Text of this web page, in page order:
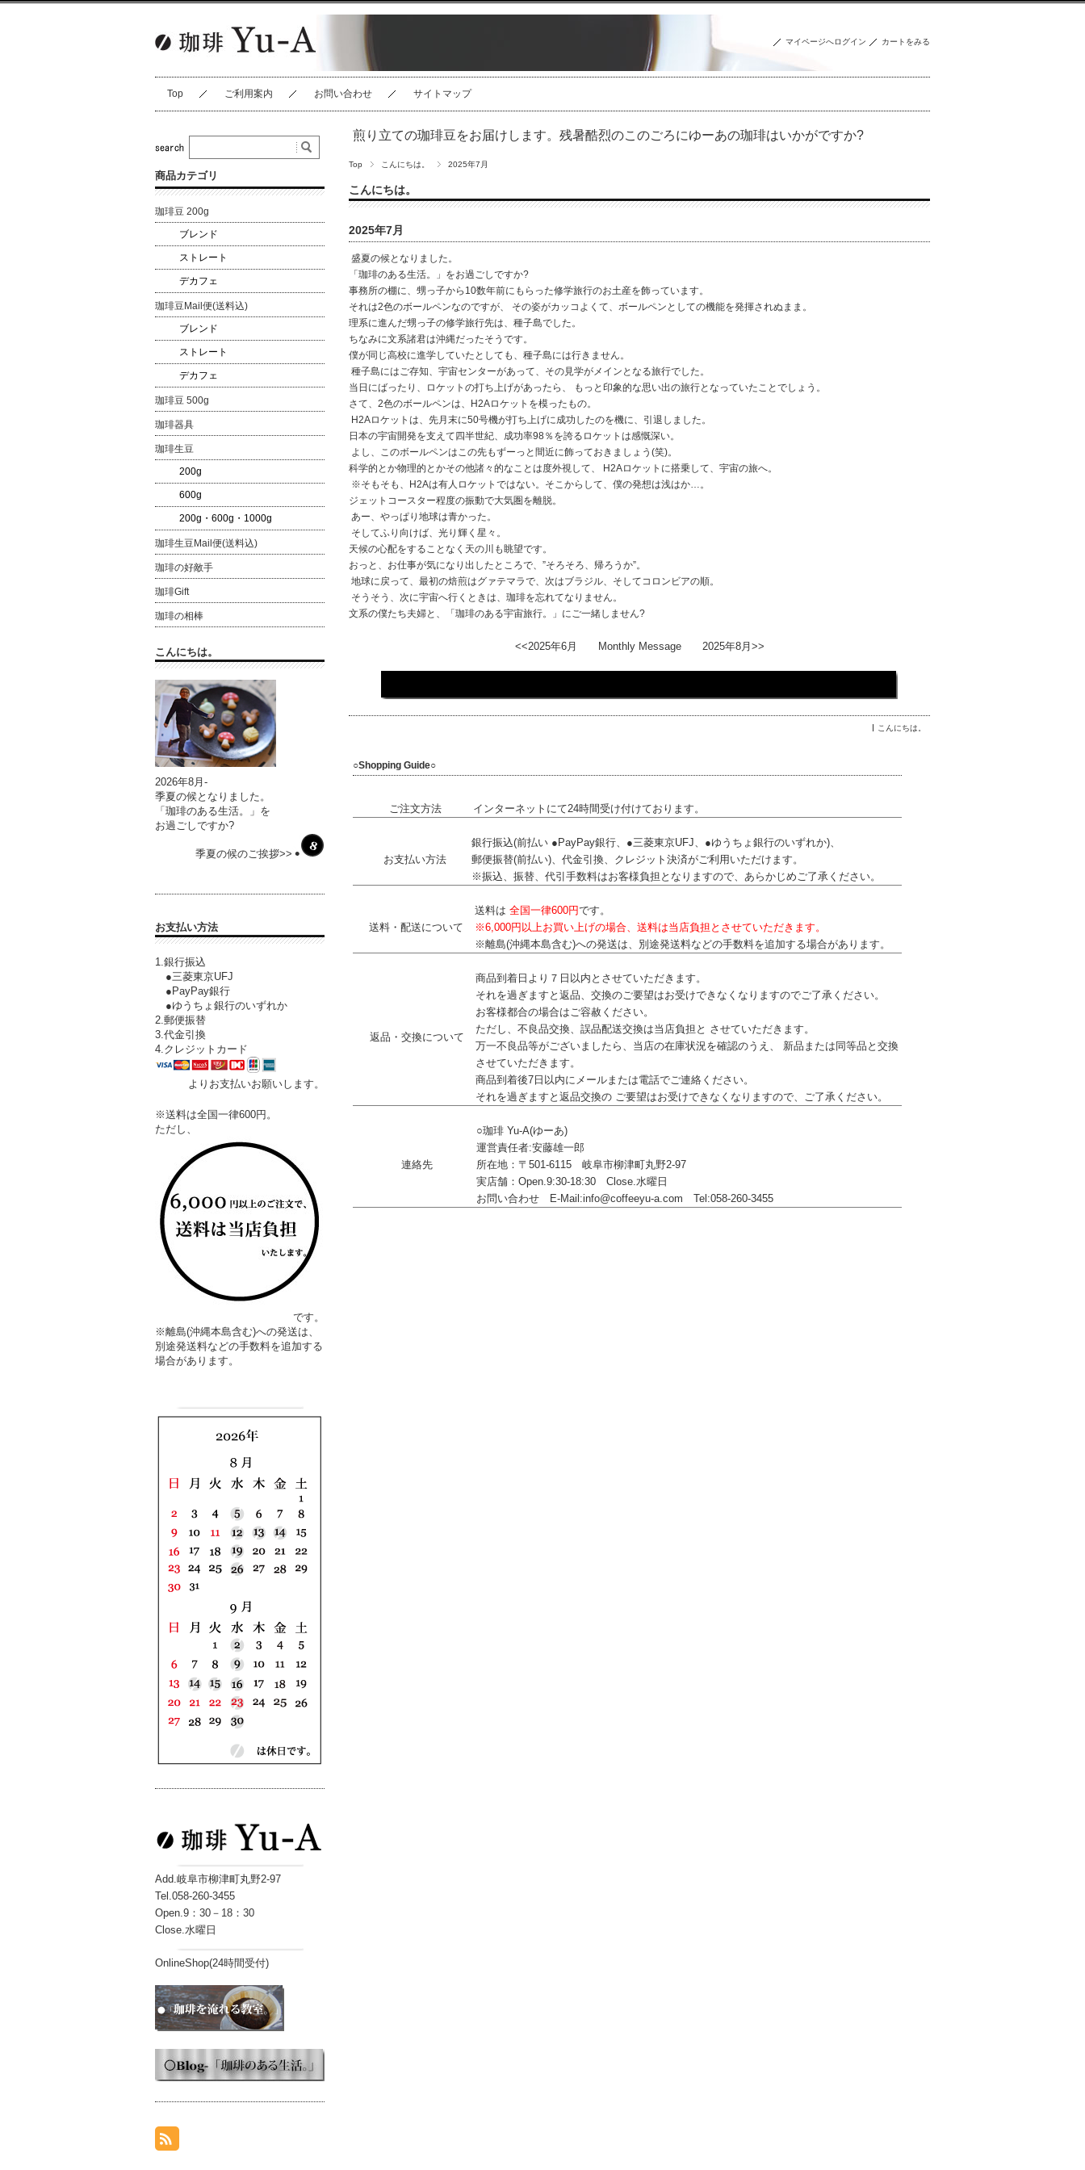
マイページへログイン カートをみる
Top ご利用案内 お問い合わせ サイトマップ
煎り立ての珈琲豆をお届けします。残暑酷烈のこのごろにゆーあの珈琲はいかがですか?
Top こんにちは。 2025年7月
こんにちは。
2025年7月
盛夏の候となりました。
「珈琲のある生活。」をお過ごしですか?
事務所の棚に、甥っ子から10数年前にもらった修学旅行のお土産を飾っています。
それは2色のボールペンなのですが、 その姿がカッコよくて、ボールペンとしての機能を発揮されぬまま。
理系に進んだ甥っ子の修学旅行先は、種子島でした。
ちなみに文系諸君は沖縄だったそうです。
僕が同じ高校に進学していたとしても、種子島には行きません。
種子島にはご存知、宇宙センターがあって、その見学がメインとなる旅行でした。
当日にばったり、ロケットの打ち上げがあったら、 もっと印象的な思い出の旅行となっていたことでしょう。
さて、2色のボールペンは、H2Aロケットを模ったもの。
H2Aロケットは、先月末に50号機が打ち上げに成功したのを機に、引退しました。
日本の宇宙開発を支えて四半世紀、成功率98％を誇るロケットは感慨深い。
よし、このボールペンはこの先もずーっと間近に飾っておきましょう(笑)。
科学的とか物理的とかその他諸々的なことは度外視して、 H2Aロケットに搭乗して、宇宙の旅へ。
※そもそも、H2Aは有人ロケットではない。そこからして、僕の発想は浅はか…。
ジェットコースター程度の振動で大気圏を離脱。
あー、やっぱり地球は青かった。
そしてふり向けば、光り輝く星々。
天候の心配をすることなく天の川も眺望です。
おっと、お仕事が気になり出したところで、”そろそろ、帰ろうか”。
地球に戻って、最初の焙煎はグァテマラで、次はブラジル、そしてコロンビアの順。
そうそう、次に宇宙へ行くときは、珈琲を忘れてなりません。
文系の僕たち夫婦と、「珈琲のある宇宙旅行。」にご一緒しません?
<<2025年6月 Monthly Message 2025年8月>>
こんにちは。
○Shopping Guide○
ご注文方法 インターネットにて24時間受け付けております。
お支払い方法
銀行振込(前払い ●PayPay銀行、●三菱東京UFJ、●ゆうちょ銀行のいずれか)、
郵便振替(前払い)、代金引換、クレジット決済がご利用いただけます。
※振込、振替、代引手数料はお客様負担となりますので、あらかじめご了承ください。
送料・配送について
送料は 全国一律600円です。
※6,000円以上お買い上げの場合、送料は当店負担とさせていただきます。
※離島(沖縄本島含む)への発送は、別途発送料などの手数料を追加する場合があります。
返品・交換について
商品到着日より７日以内とさせていただきます。
それを過ぎますと返品、交換のご要望はお受けできなくなりますのでご了承ください。
お客様都合の場合はご容赦ください。
ただし、不良品交換、誤品配送交換は当店負担と させていただきます。
万一不良品等がございましたら、当店の在庫状況を確認のうえ、 新品または同等品と交換
させていただきます。
商品到着後7日以内にメールまたは電話でご連絡ください。
それを過ぎますと返品交換の ご要望はお受けできなくなりますので、ご了承ください。
連絡先
○珈琲 Yu-A(ゆーあ)
運営責任者:安藤雄一郎
所在地：〒501-6115 岐阜市柳津町丸野2-97
実店舗：Open.9:30-18:30 Close.水曜日
お問い合わせ E-Mail:info@coffeeyu-a.com Tel:058-260-3455
商品カテゴリ
珈琲豆 200g
ブレンド
ストレート
デカフェ
珈琲豆Mail便(送料込)
ブレンド
ストレート
デカフェ
珈琲豆 500g
珈琲器具
珈琲生豆
200g
600g
200g・600g・1000g
珈琲生豆Mail便(送料込)
珈琲の好敵手
珈琲Gift
珈琲の相棒
こんにちは。
2026年8月-
季夏の候となりました。
「珈琲のある生活。」を
お過ごしですか?
季夏の候のご挨拶>>
お支払い方法
1.銀行振込
●三菱東京UFJ
●PayPay銀行
●ゆうちょ銀行のいずれか
2.郵便振替
3.代金引換
4.クレジットカード
よりお支払いお願いします。
※送料は全国一律600円。
ただし、
です。
※離島(沖縄本島含む)への発送は、
別途発送料などの手数料を追加する
場合があります。
Add.岐阜市柳津町丸野2-97
Tel.058-260-3455
Open.9：30－18：30
Close.水曜日
OnlineShop(24時間受付)